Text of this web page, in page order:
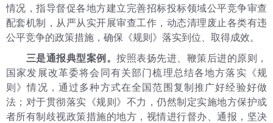
情况，指导督促各地方建立完善招标投标领域公平竞争审查
配套机制，从严从实开展审查工作，动态清理废止各类有违
公平竞争的政策措施，确保《规则》落实到位、取得成效。
三是通报典型案例。按照表扬先进、鞭策后进的原则，
国家发展改革委将会同有关部门梳理总结各地方落实《规
则》情况，通过多种方式在全国范围复制推广好经验好做
法；对于贯彻落实《规则》不力，仍然制定实施地方保护或
者所有制歧视政策措施的地方，视情进行督办、通报，坚决